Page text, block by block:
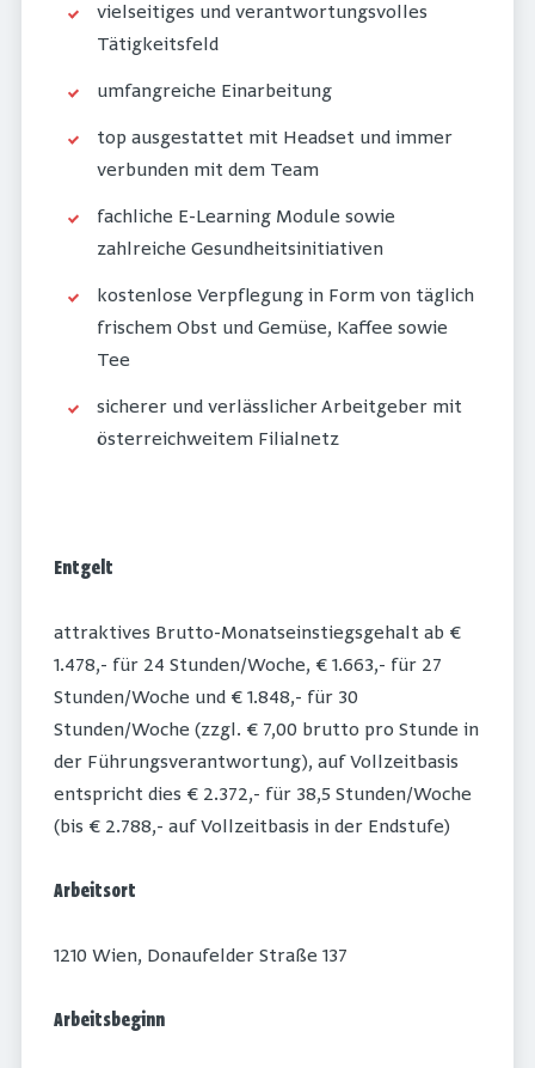
vielseitiges und verantwortungsvolles
Tätigkeitsfeld
umfangreiche Einarbeitung
top ausgestattet mit Headset und immer
verbunden mit dem Team
fachliche E-Learning Module sowie
zahlreiche Gesundheitsinitiativen
kostenlose Verpflegung in Form von täglich
frischem Obst und Gemüse, Kaffee sowie
Tee
sicherer und verlässlicher Arbeitgeber mit
österreichweitem Filialnetz
Entgelt
attraktives Brutto-Monatseinstiegsgehalt ab €
1.478,- für 24 Stunden/Woche, € 1.663,- für 27
Stunden/Woche und € 1.848,- für 30
Stunden/Woche (zzgl. € 7,00 brutto pro Stunde in
der Führungsverantwortung), auf Vollzeitbasis
entspricht dies € 2.372,- für 38,5 Stunden/Woche
(bis € 2.788,- auf Vollzeitbasis in der Endstufe)
Arbeitsort
1210 Wien, Donaufelder Straße 137
Arbeitsbeginn